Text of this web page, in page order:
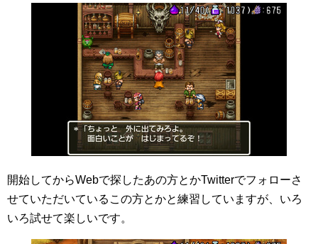
開始してからWebで探したあの方とかTwitterでフォローさ
せていただいているこの方とかと練習していますが、いろ
いろ試せて楽しいです。